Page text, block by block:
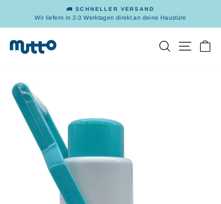
Inhalt
Pause
🚛 SCHNELLER VERSAND
Wir liefern in 2-3 Werktagen direkt an deine Haustüre
Suche